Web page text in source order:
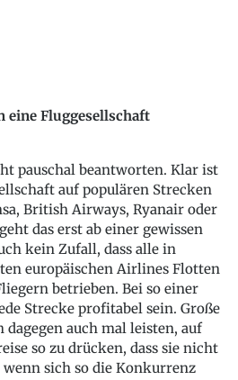
eine Fluggesellschaft
pauschal beantworten. Klar ist
auf populären Strecken
British Airways, Ryanair oder
das erst ab einer gewissen
kein Zufall, dass alle in
europäischen Airlines Flotten
betrieben. Bei so einer
Strecke profitabel sein. Große
auch mal leisten, auf
so zu drücken, dass sie nicht
sich so die Konkurrenz